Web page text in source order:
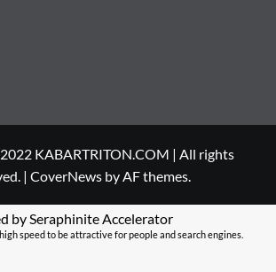
KABARTRITON.COM | All rights
| CoverNewsby AF themes.
by Seraphinite Accelerator
speed to be attractive for people and search engines.